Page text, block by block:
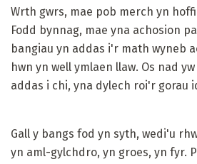
Wrth gwrs, mae pob merch yn
Fodd bynnag, mae yna achosion
bangiau yn addas i'r math wyneb
hwn yn well ymlaen llaw. Os nad
addas i chi, yna dylech roi'r gorau
Gall y bangs fod yn syth, wedi'u
yn aml-gylchdro, yn groes, yn fyr.